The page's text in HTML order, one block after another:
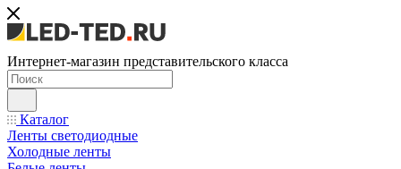
Интернет-магазин представительского класса
Каталог
Ленты светодиодные
Холодные ленты